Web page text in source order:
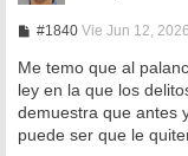
#1840M
n
s
a
j
e
Vie Jun 12,
Me temo que al
ley en la que los
demuestra que antes
puede ser que le